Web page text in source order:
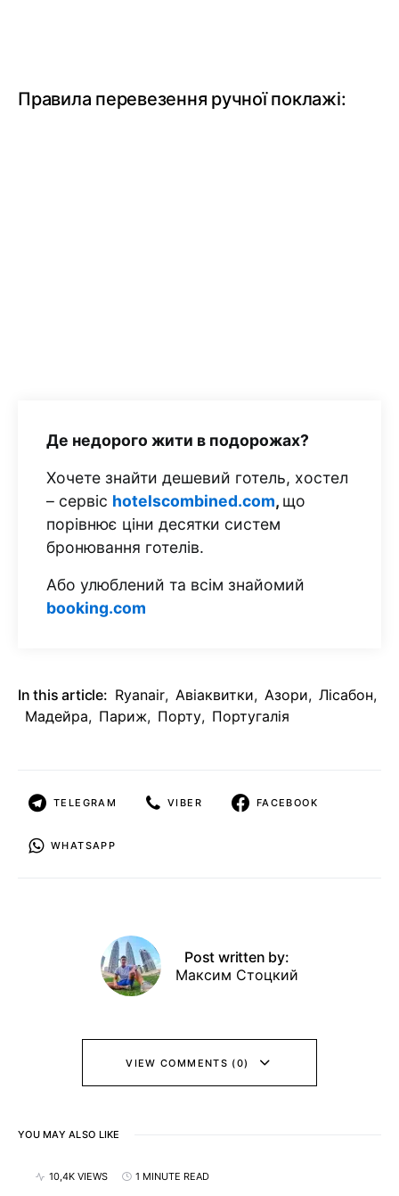
Правила перевезення ручної поклажі:
Де недорого жити в подорожах?
Хочете знайти дешевий готель, хостел
– сервіс hotelscombined.com, що
порівнює ціни десятки систем
бронювання готелів.
Або улюблений та всім знайомий
booking.com
In this article: Ryanair, Авіаквитки, Азори, Лісабон,
Мадейра, Париж, Порту, Португалія
TELEGRAM VIBER FACEBOOK
WHATSAPP
Post written by:
Максим Стоцкий
VIEW COMMENTS (0)
YOU MAY ALSO LIKE
10,4K VIEWS 1 MINUTE READ